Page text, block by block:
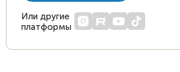
Или другие
платформы